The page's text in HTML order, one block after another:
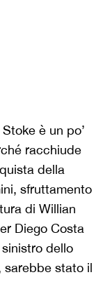
è un po’
racchiude
della
sfruttamento
di Willian
Diego Costa
dello
sarebbe stato il